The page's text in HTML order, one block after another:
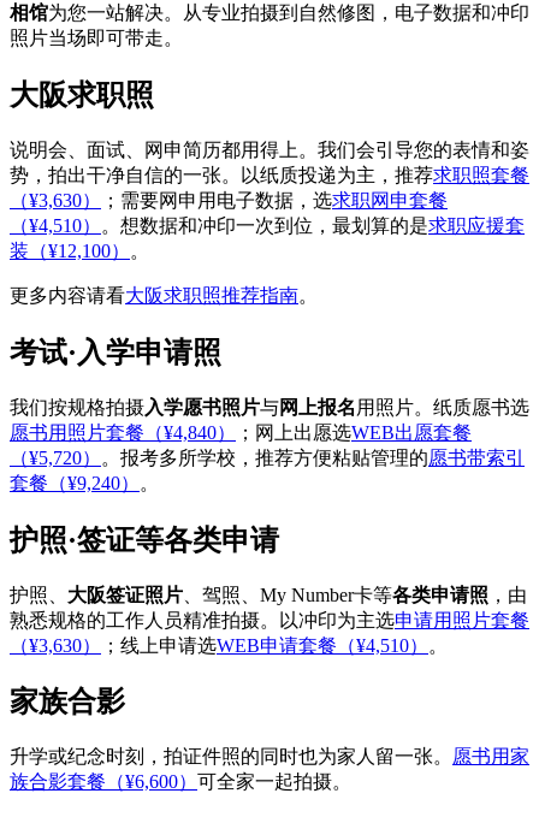
相馆为您一站解决。从专业拍摄到自然修图，电子数据和冲印
照片当场即可带走。
大阪求职照
说明会、面试、网申简历都用得上。我们会引导您的表情和姿
势，拍出干净自信的一张。以纸质投递为主，推荐求职照套餐
（¥3,630）
；需要网申用电子数据，选求职网申套餐
（¥4,510）
。想数据和冲印一次到位，最划算的是求职应援套
装（¥12,100）
。
更多内容请看大阪求职照推荐指南。
考试·入学申请照
我们按规格拍摄入学愿书照片与网上报名 用照片。纸质愿书选
愿书用照片套餐（¥4,840）
；网上出愿选WEB出愿套餐
（¥5,720）
。报考多所学校，推荐方便粘贴管理的愿书带索引
套餐（¥9,240）
。
护照·签证等各类申请
护照、 大阪签证照片 、驾照、My Number卡等各类申请照 ，由
熟悉规格的工作人员精准拍摄。以冲印为主选申请用照片套餐
（¥3,630）
；线上申请选WEB申请套餐（¥4,510） 。
家族合影
升学或纪念时刻，拍证件照的同时也为家人留一张。 愿书用家
族合影套餐（¥6,600） 可全家一起拍摄。